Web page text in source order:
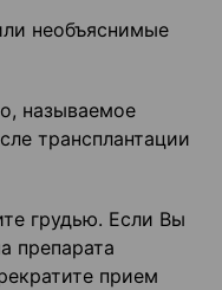
необъяснимые
называемое
трансплантации
грудью. Если Вы
препарата
прием